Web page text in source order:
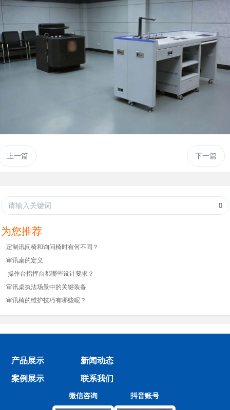
上一篇 下一篇
为您推荐
定制讯问椅和询问椅时有何不同？
审讯桌的定义
操作台指挥台都哪些设计要求？
审讯桌执法场景中的关键装备
审讯椅的维护技巧有哪些呢？
产品展示 新闻动态
案例展示 联系我们
微信咨询 抖音账号